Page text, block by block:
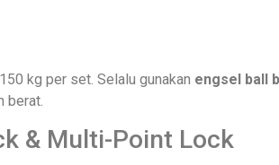
kg per set. Selalu gunakan engsel ball
berat.
& Multi-Point Lock